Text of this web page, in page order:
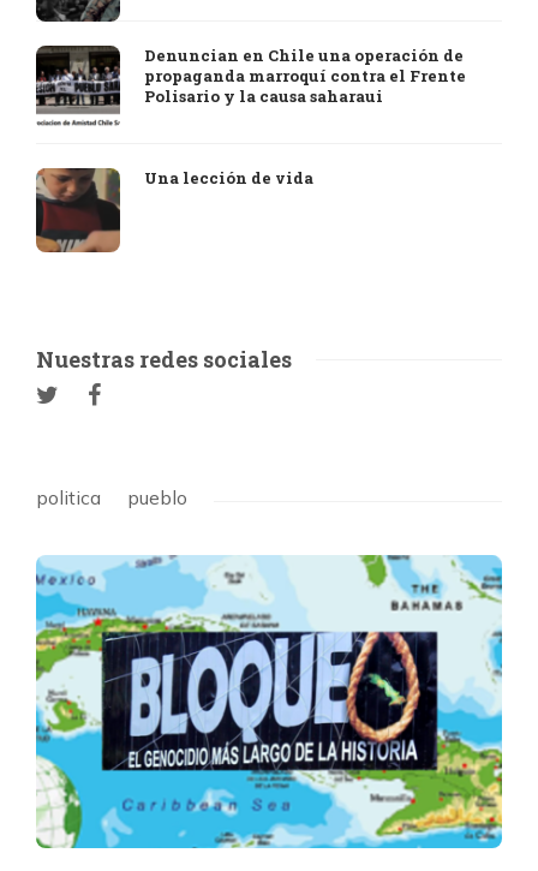
Denuncian en Chile una operación de
propaganda marroquí contra el Frente
Polisario y la causa saharaui
Una lección de vida
Nuestras redes sociales
politica pueblo